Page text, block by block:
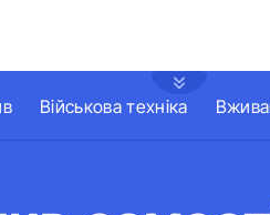
Військова техніка